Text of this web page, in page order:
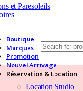
et Paresoleils
Boutique
Marques
Promotion
Nouvel Arrivage
Réservation & Location
Location Studio